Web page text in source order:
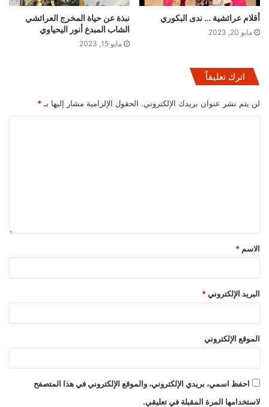
أقلام عرائشية … ندى البكوري
مايو 20, 2023
نبذة عن حياة المخرج العرائشي
الشاب المبدع أنور اليحياوي
مايو 15, 2023
اترك تعليقاً
لن يتم نشر عنوان بريدك الإلكتروني. الحقول الإلزامية مشار إليها بـ *
الاسم *
البريد الإلكتروني *
الموقع الإلكتروني
احفظ اسمي، بريدي الإلكتروني، والموقع الإلكتروني في هذا المتصفح
لاستخدامها المرة المقبلة في تعليقي.